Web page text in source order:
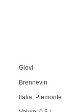
Giovi
Brennevin
Italia Piemonte